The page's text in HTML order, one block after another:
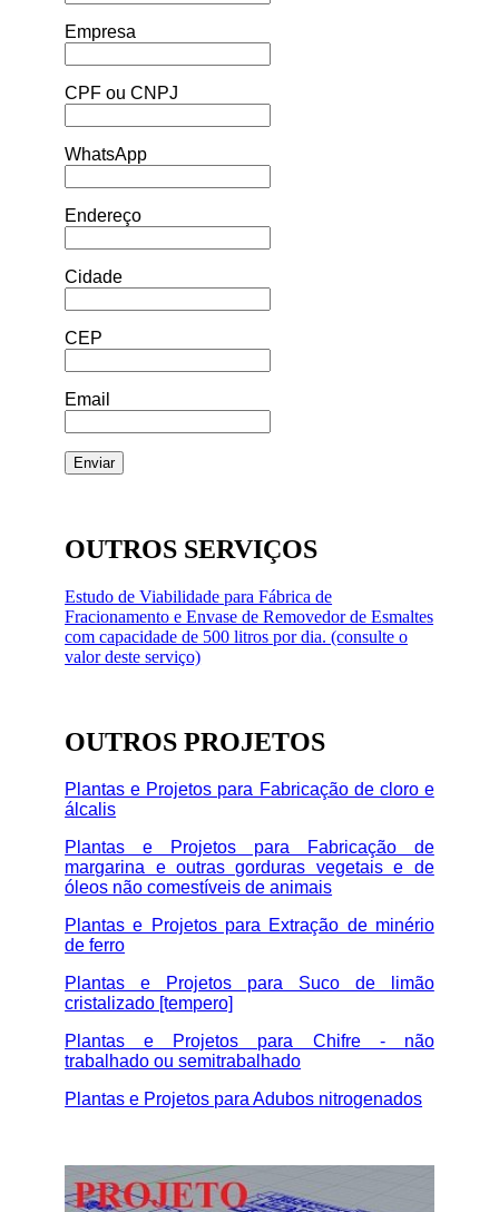
Empresa
CPF ou CNPJ
WhatsApp
Endereço
Cidade
CEP
Email
OUTROS SERVIÇOS
Estudo de Viabilidade para Fábrica de
Fracionamento e Envase de Removedor de Esmaltes
com capacidade de 500 litros por dia. (consulte o
valor deste serviço)
OUTROS PROJETOS
Plantas e Projetos para Fabricação de cloro e
álcalis
Plantas e Projetos para Fabricação de
margarina e outras gorduras vegetais e de
óleos não comestíveis de animais
Plantas e Projetos para Extração de minério
de ferro
Plantas e Projetos para Suco de limão
cristalizado [tempero]
Plantas e Projetos para Chifre - não
trabalhado ou semitrabalhado
Plantas e Projetos para Adubos nitrogenados